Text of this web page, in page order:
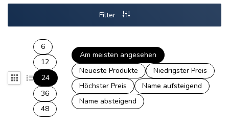
Filter
6
12
24
36
48
Am meisten angesehen
Neueste Produkte
Niedrigster Preis
Höchster Preis
Name aufsteigend
Name absteigend